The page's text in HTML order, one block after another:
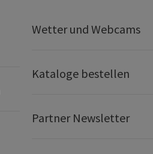
Wetter und Webcams
Kataloge bestellen
Partner Newsletter